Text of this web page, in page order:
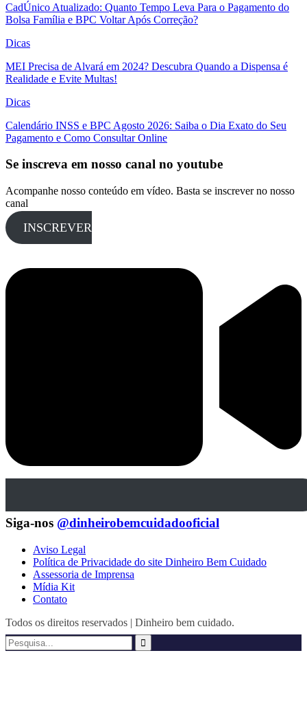
CadÚnico Atualizado: Quanto Tempo Leva Para o Pagamento do
Bolsa Família e BPC Voltar Após Correção?
Dicas
MEI Precisa de Alvará em 2024? Descubra Quando a Dispensa é
Realidade e Evite Multas!
Dicas
Calendário INSS e BPC Agosto 2026: Saiba o Dia Exato do Seu
Pagamento e Como Consultar Online
Se inscreva em nosso canal no youtube
Acompanhe nosso conteúdo em vídeo. Basta se inscrever no nosso
canal
INSCREVER
Siga-nos @dinheirobemcuidadooficial
Aviso Legal
Política de Privacidade do site Dinheiro Bem Cuidado
Assessoria de Imprensa
Mídia Kit
Contato
Todos os direitos reservados | Dinheiro bem cuidado.